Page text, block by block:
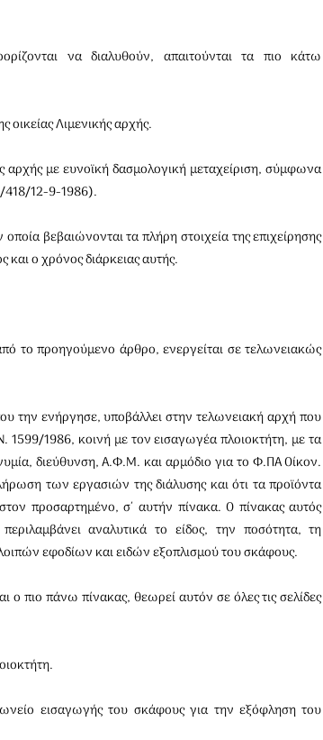
να διαλυθούν, απαιτούνται τα πιο κάτω
οικείας Λιμενικής αρχής.
αρχής με ευνοϊκή δασμολογική μεταχείριση, σύμφωνα
418/12-9-1986).
βεβαιώνονται τα πλήρη στοιχεία της επι­χείρησης
ο χρόνος διάρκειας αυτής.
το προηγούμενο άρθρο, ενεργείται σε τελωνειακώς
την ενήργησε, υποβάλλει στην τελωνειακή αρχή που
1986, κοινή με τον εισαγωγέα πλοιοκτήτη, με τα
διεύθυνση, Α.Φ.Μ. και αρμόδιο για το Φ.ΠΑ Οίκον.
των εργασιών της διάλυσης και ότι τα προϊόντα
προσαρτημένο, σ΄ αυτήν πίνακα. Ο πίνακας αυτός
αναλυτι­κά το είδος, την ποσότητα, τη
εφοδίων και ειδών εξοπλισμού του σκάφους.
πιο πάνω πίνακας, θεωρεί αυτόν σε όλες τις σελίδες
εισαγωγής του σκάφους για την εξόφληση του